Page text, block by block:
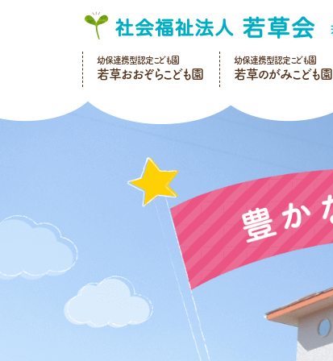
幼保連携型認定こども園
若草おおぞらこども園
幼保連携型認定こども園
若草のがみこども園